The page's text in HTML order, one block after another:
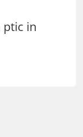
ptic in